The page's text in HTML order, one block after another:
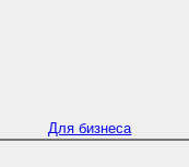
Для бизнеса